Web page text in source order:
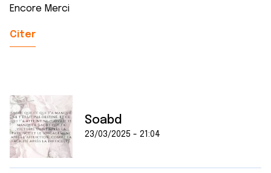
Encore Merci
Citer
Soabd
23/03/2025 - 21:04